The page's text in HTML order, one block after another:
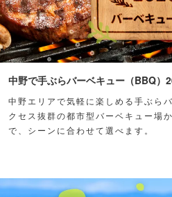
中野で手ぶらバーベキュー（BBQ）
中野エリアで気軽に楽しめる手ぶら
クセス抜群の都市型バーベキュー場
で、シーンに合わせて選べます。